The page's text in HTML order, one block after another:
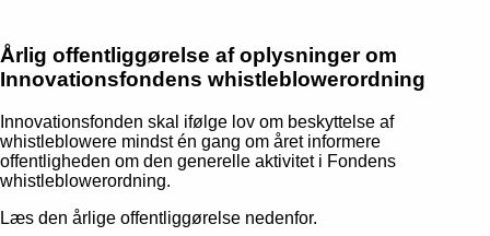
Årlig offentliggørelse af oplysninger om
Innovationsfondens whistleblowerordning
Innovationsfonden skal ifølge lov om beskyttelse af
whistleblowere mindst én gang om året informere
offentligheden om den generelle aktivitet i Fondens
whistleblowerordning.
Læs den årlige offentliggørelse nedenfor.